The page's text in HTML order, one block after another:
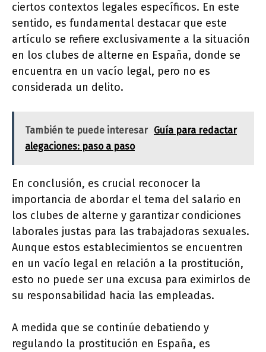
ciertos contextos legales específicos. En este
sentido, es fundamental destacar que este
artículo se refiere exclusivamente a la situación
en los clubes de alterne en España, donde se
encuentra en un vacío legal, pero no es
considerada un delito.
También te puede interesar Guía para redactar
alegaciones: paso a paso
En conclusión, es crucial reconocer la
importancia de abordar el tema del salario en
los clubes de alterne y garantizar condiciones
laborales justas para las trabajadoras sexuales.
Aunque estos establecimientos se encuentren
en un vacío legal en relación a la prostitución,
esto no puede ser una excusa para eximirlos de
su responsabilidad hacia las empleadas.
A medida que se continúe debatiendo y
regulando la prostitución en España, es